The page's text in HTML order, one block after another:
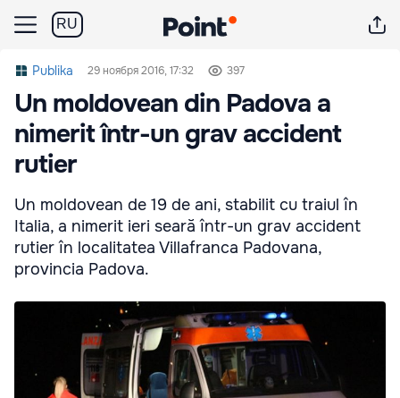
RU
Publika 29 ноября 2016, 17:32 397
Un moldovean din Padova a
nimerit într-un grav accident
rutier
Un moldovean de 19 de ani, stabilit cu traiul în
Italia, a nimerit ieri seară într-un grav accident
rutier în localitatea Villafranca Padovana,
provincia Padova.